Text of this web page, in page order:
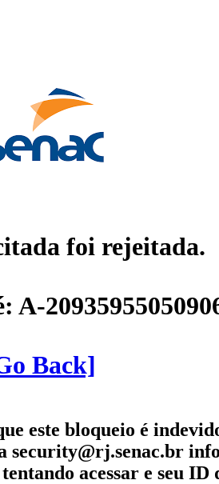
foi rejeitada.
A-
Back]
este bloqueio é
security@rj.senac.br
acessar e seu ID